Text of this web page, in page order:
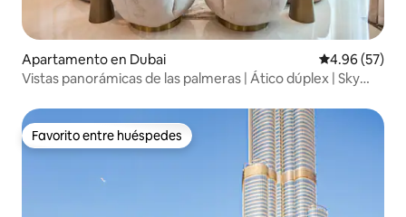
Apartamento en Dubai Calificación
4.96 (57)
Vistas panorámicas de las palmeras | Ático dúplex | Sky
Favorito entre huéspedes
Favorito entre huéspedes